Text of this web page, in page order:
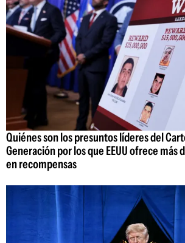
Quiénes son los presuntos líderes del
Generación por los que EEUU ofrece más
en recompensas